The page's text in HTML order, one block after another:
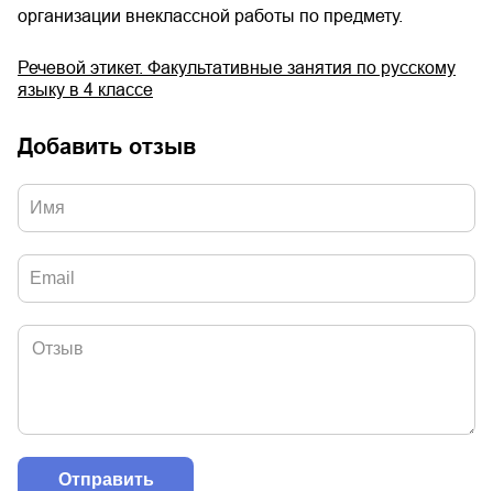
организации внеклассной работы по предмету.
Речевой этикет. Факультативные занятия по русскому
языку в 4 классе
Добавить отзыв